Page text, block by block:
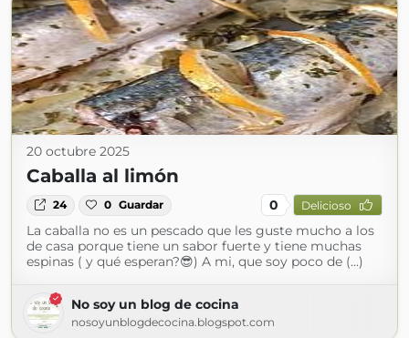
20 octubre 2025
Caballa al limón
24 0 Guardar 0 Delicioso
La caballa no es un pescado que les guste mucho a los
de casa porque tiene un sabor fuerte y tiene muchas
espinas ( y qué esperan?😎) A mi, que soy poco de (...)
No soy un blog de cocina
nosoyunblogdecocina.blogspot.com